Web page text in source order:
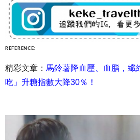
REFERENCE:
精彩文章： 馬鈴薯降血壓、血脂，纖
吃」升糖指數大降30％！